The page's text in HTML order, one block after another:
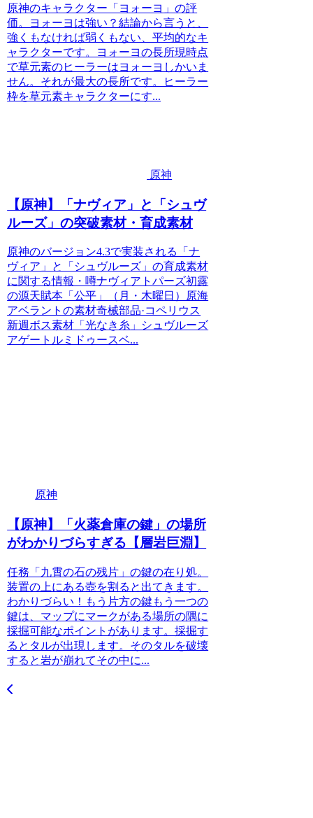
原神のキャラクター「ヨォーヨ」の評
価。ヨォーヨは強い？結論から言うと、
強くもなければ弱くもない、平均的なキ
ャラクターです。ヨォーヨの長所現時点
で草元素のヒーラーはヨォーヨしかいま
せん。それが最大の長所です。ヒーラー
枠を草元素キャラクターにす...
原神
【原神】「ナヴィア」と「シュヴ
ルーズ」の突破素材・育成素材
原神のバージョン4.3で実装される「ナ
ヴィア」と「シュヴルーズ」の育成素材
に関する情報・噂ナヴィアトパーズ初露
の源天賦本「公平」（月・木曜日）原海
アベラントの素材奇械部品·コペリウス
新週ボス素材「光なき糸」シュヴルーズ
アゲートルミドゥースベ...
原神
【原神】「火薬倉庫の鍵」の場所
がわかりづらすぎる【層岩巨淵】
任務「九霄の石の残片」の鍵の在り処。
装置の上にある壺を割ると出てきます。
わかりづらい！もう片方の鍵もう一つの
鍵は、マップにマークがある場所の隅に
採掘可能なポイントがあります。採掘す
るとタルが出現します。そのタルを破壊
すると岩が崩れてその中に...